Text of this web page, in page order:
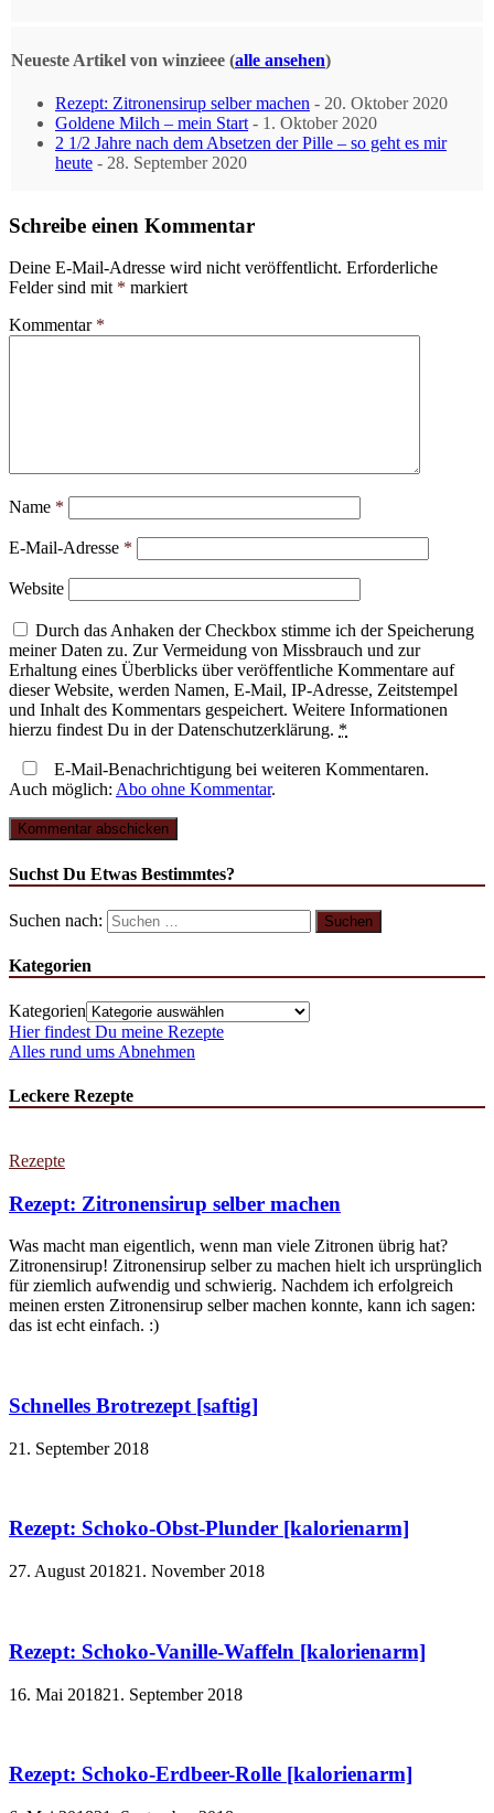
Neueste Artikel von winzieee (alle ansehen)
Rezept: Zitronensirup selber machen - 20. Oktober 2020
Goldene Milch – mein Start - 1. Oktober 2020
2 1/2 Jahre nach dem Absetzen der Pille – so geht es mir
heute - 28. September 2020
Schreibe einen Kommentar
Deine E-Mail-Adresse wird nicht veröffentlicht. Erforderliche
Felder sind mit * markiert
Kommentar *
Name *
E-Mail-Adresse *
Website
Durch das Anhaken der Checkbox stimme ich der Speicherung
meiner Daten zu. Zur Vermeidung von Missbrauch und zur
Erhaltung eines Überblicks über veröffentliche Kommentare auf
dieser Website, werden Namen, E-Mail, IP-Adresse, Zeitstempel
und Inhalt des Kommentars gespeichert. Weitere Informationen
hierzu findest Du in der Datenschutzerklärung. *
E-Mail-Benachrichtigung bei weiteren Kommentaren.
Auch möglich: Abo ohne Kommentar.
Suchst Du Etwas Bestimmtes?
Suchen nach:
Kategorien
Kategorien
Hier findest Du meine Rezepte
Alles rund ums Abnehmen
Leckere Rezepte
Rezepte
Rezept: Zitronensirup selber machen
Was macht man eigentlich, wenn man viele Zitronen übrig hat?
Zitronensirup! Zitronensirup selber zu machen hielt ich ursprünglich
für ziemlich aufwendig und schwierig. Nachdem ich erfolgreich
meinen ersten Zitronensirup selber machen konnte, kann ich sagen:
das ist echt einfach. :)
Schnelles Brotrezept [saftig]
21. September 2018
Rezept: Schoko-Obst-Plunder [kalorienarm]
27. August 201821. November 2018
Rezept: Schoko-Vanille-Waffeln [kalorienarm]
16. Mai 201821. September 2018
Rezept: Schoko-Erdbeer-Rolle [kalorienarm]